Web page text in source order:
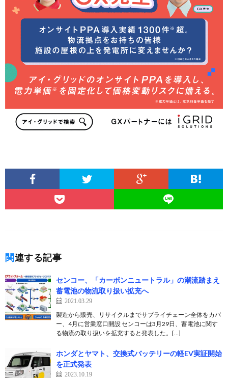
関連する記事
センコー、「カーボンニュートラル」の潮流踏まえ
蓄電池の物流取り扱い拡充へ
2021.03.29
製造から販売、リサイクルまでサプライチェーン全体をカバ
ー、4月に営業窓口開設 センコーは3月29日、蓄電池に関す
る物流の取り扱いを拡充すると発表した。[…]
ホンダとヤマト、交換式バッテリーの軽EV実証開始
を正式発表
2023.10.19